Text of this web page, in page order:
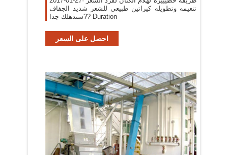
تنعيمه وتطويله كيراتين طبيعي للشعر شديد الجفاف
ستذهلك جدا?? Duration
احصل على السعر